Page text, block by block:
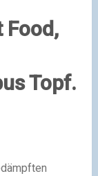
Food,
Topf.